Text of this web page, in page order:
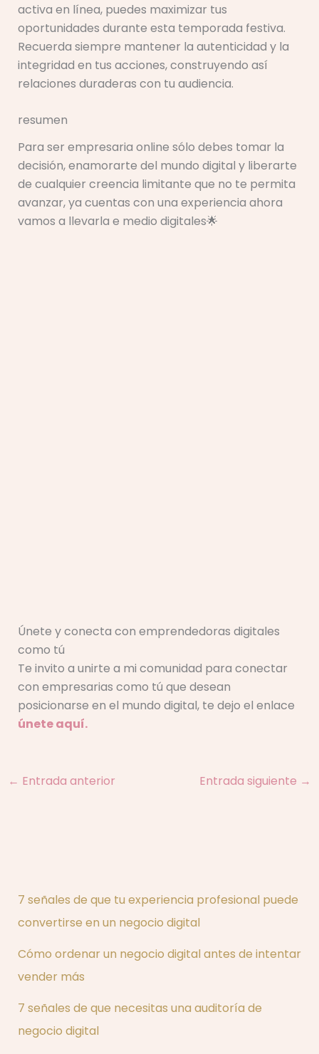
activa en línea, puedes maximizar tus
oportunidades durante esta temporada festiva.
Recuerda siempre mantener la autenticidad y la
integridad en tus acciones, construyendo así
relaciones duraderas con tu audiencia.
resumen
Para ser empresaria online sólo debes tomar la
decisión, enamorarte del mundo digital y liberarte
de cualquier creencia limitante que no te permita
avanzar, ya cuentas con una experiencia ahora
vamos a llevarla e medio digitales🌟
Únete y conecta con emprendedoras digitales
como tú
Te invito a unirte a mi comunidad para conectar
con empresarias como tú que desean
posicionarse en el mundo digital, te dejo el enlace
únete aquí.
← Entrada anterior Entrada siguiente →
7 señales de que tu experiencia profesional puede
convertirse en un negocio digital
Cómo ordenar un negocio digital antes de intentar
vender más
7 señales de que necesitas una auditoría de
negocio digital